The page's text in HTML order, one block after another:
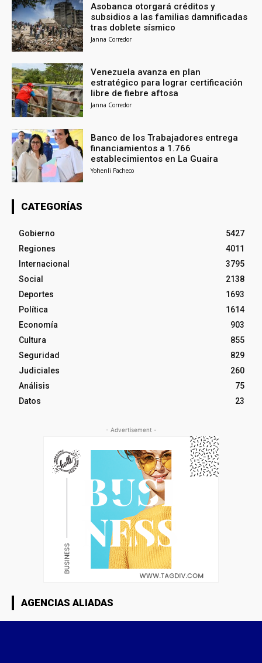
Asobanca otorgará créditos y
subsidios a las familias damnificadas
tras doblete sísmico
Janna Corredor
Venezuela avanza en plan
estratégico para lograr certificación
libre de fiebre aftosa
Janna Corredor
Banco de los Trabajadores entrega
financiamientos a 1.766
establecimientos en La Guaira
Yohenli Pacheco
CATEGORÍAS
Gobierno
5427
Regiones
4011
Internacional
3795
Social
2138
Deportes
1693
Política
1614
Economía
903
Cultura
855
Seguridad
829
Judiciales
260
Análisis
75
Datos
23
- Advertisement -
AGENCIAS ALIADAS